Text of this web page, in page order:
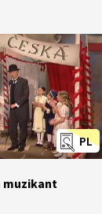
který naši
příbězích
i dobový
vznikly.
se naučíme
PL
muzikant